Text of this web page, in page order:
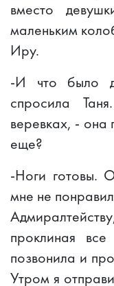
вместо
маленьким
Иру.
-И что было
спросила
веревках, - она
еще?
-Ноги готовы.
мне не
проклиная
позвонила и
Утром я